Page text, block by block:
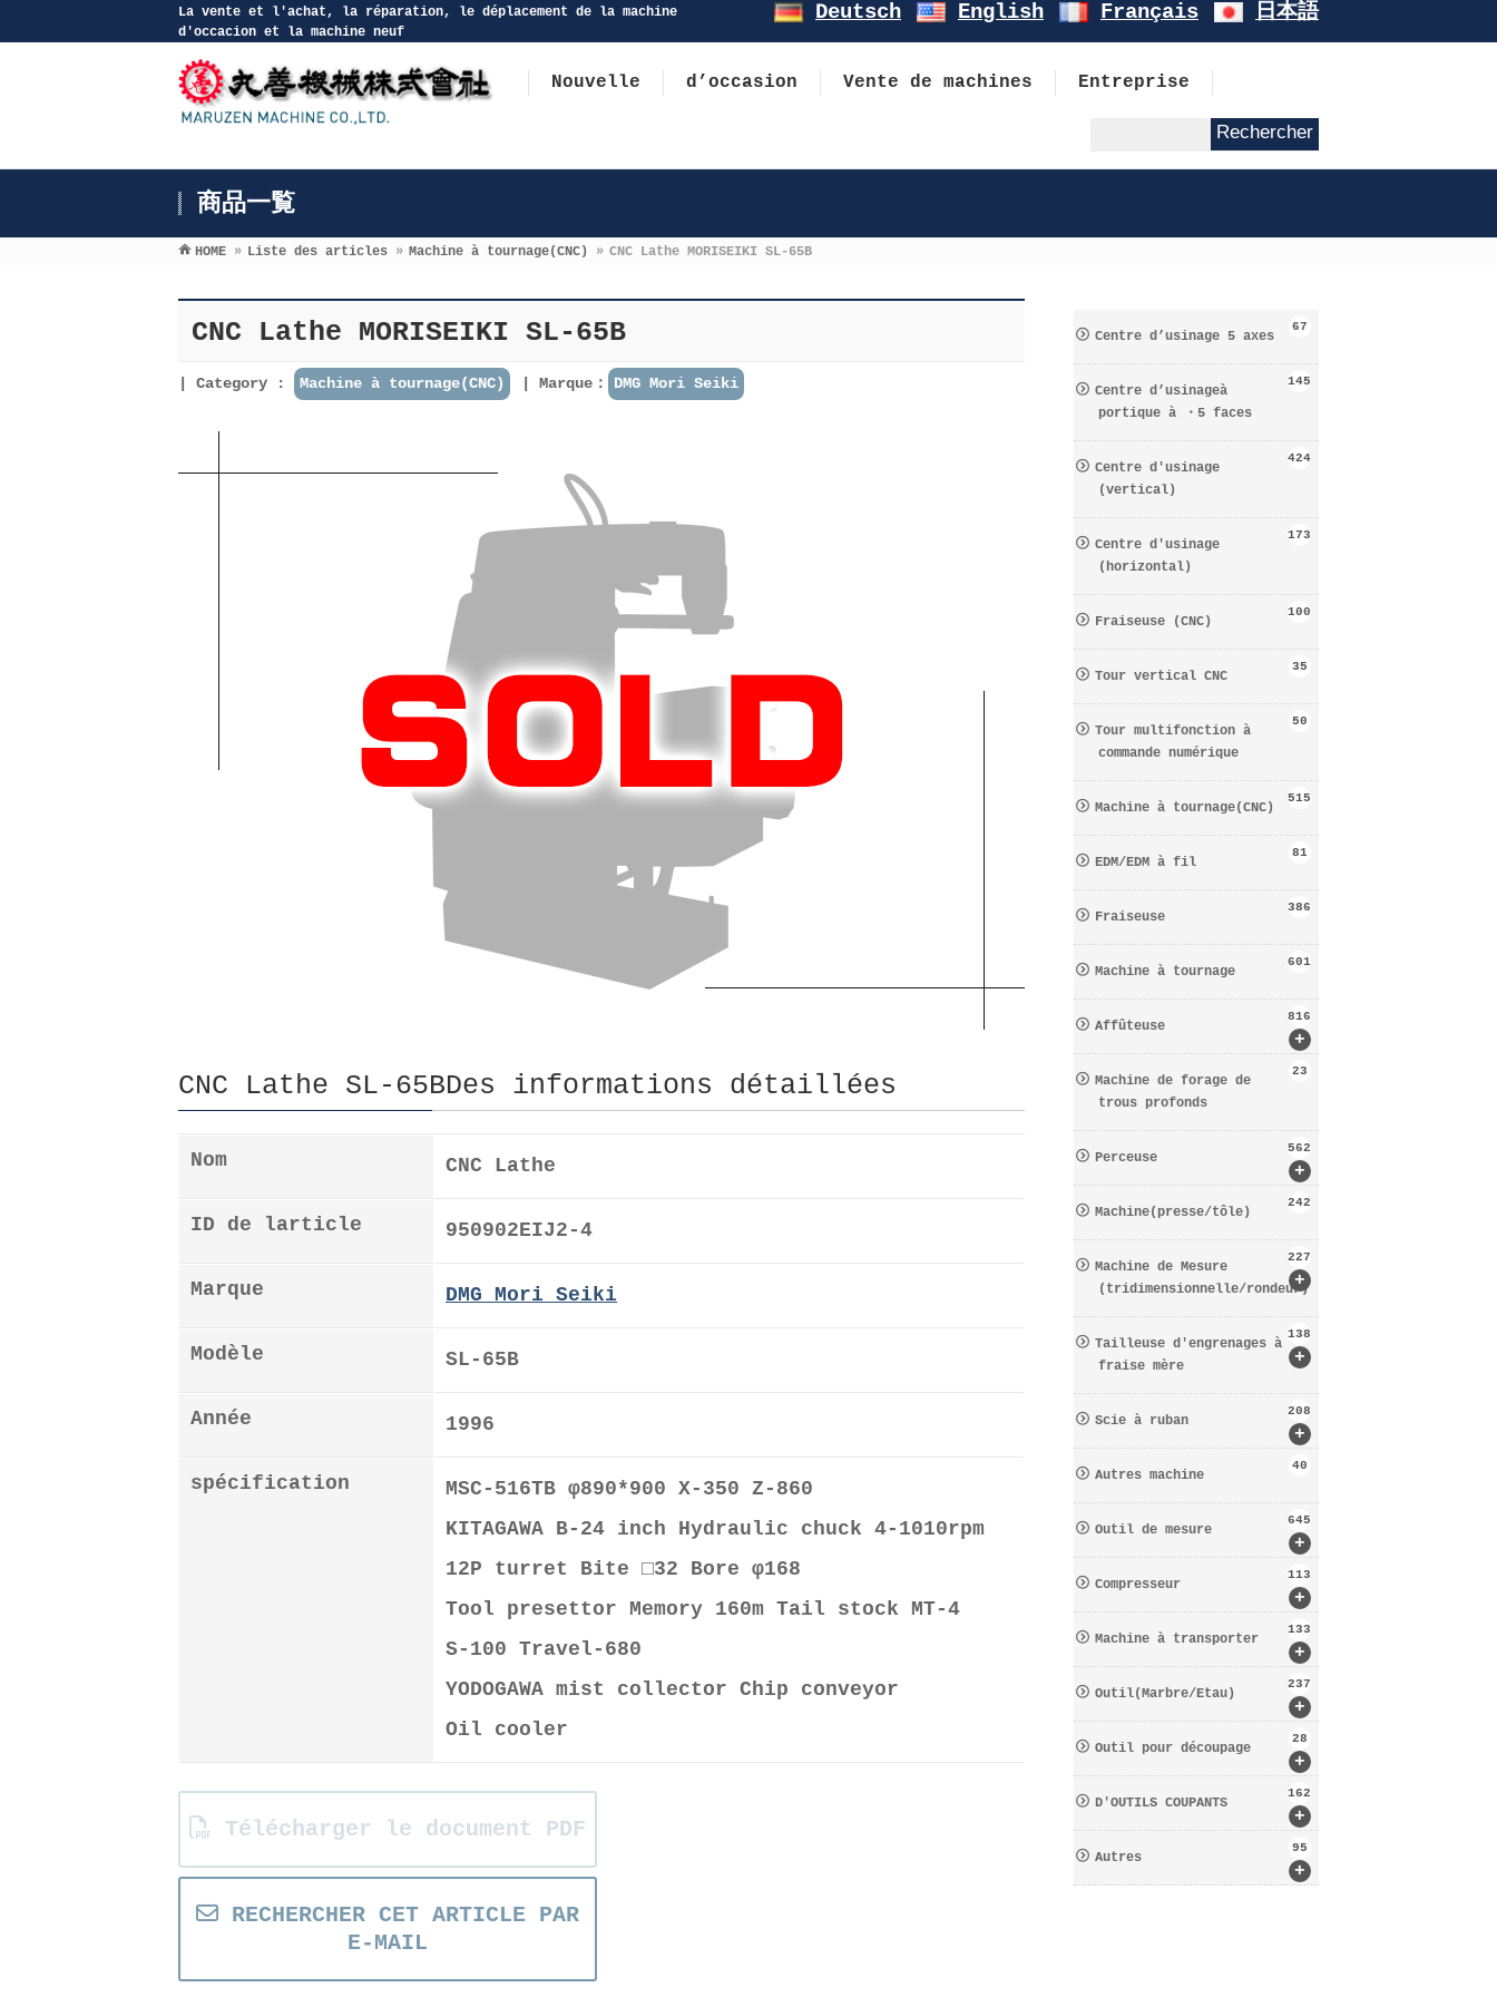
La vente et l′achat, la réparation, le déplacement de la machine
d′occacion et la machine neuf
Deutsch English Français 日本語
Nouvelle d’occasion Vente de machines Entreprise
商品一覧
HOME » Liste des articles » Machine à tournage(CNC) » CNC Lathe MORISEIKI SL-65B
CNC Lathe MORISEIKI SL-65B
Category : Machine à tournage(CNC) Marque： DMG Mori Seiki
CNC Lathe SL-65BDes informations détaillées
Nom CNC Lathe
ID de larticle 950902EIJ2-4
Marque DMG Mori Seiki
Modèle SL-65B
Année 1996
spécification
MSC-516TB φ890*900 X-350 Z-860
KITAGAWA B-24 inch Hydraulic chuck 4-1010rpm
12P turret Bite □32 Bore φ168
Tool presettor Memory 160m Tail stock MT-4
S-100 Travel-680
YODOGAWA mist collector Chip conveyor
Oil cooler
Télécharger le document PDF
RECHERCHER CET ARTICLE PAR
E-MAIL
Centre d’usinage 5 axes
67
Centre d’usinageà
portique à ・5 faces
145
Centre d′usinage
(vertical)
424
Centre d′usinage
(horizontal)
173
Fraiseuse (CNC)
100
Tour vertical CNC
35
Tour multifonction à
commande numérique
50
Machine à tournage(CNC)
515
EDM/EDM à fil
81
Fraiseuse
386
Machine à tournage
601
+
Affûteuse
816
Machine de forage de
trous profonds
23
+
Perceuse
562
Machine(presse/tôle)
242
+
Machine de Mesure
(tridimensionnelle/rondeur)
227
+
Tailleuse d′engrenages à
fraise mère
138
+
Scie à ruban
208
Autres machine
40
+
Outil de mesure
645
+
Compresseur
113
+
Machine à transporter
133
+
Outil(Marbre/Etau)
237
+
Outil pour découpage
28
+
D′OUTILS COUPANTS
162
+
Autres
95